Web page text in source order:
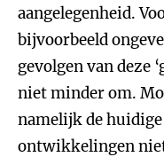
aangelegenheid.
bijvoorbeeld
gevolgen van deze
niet minder om.
namelijk de
ontwikkelingen